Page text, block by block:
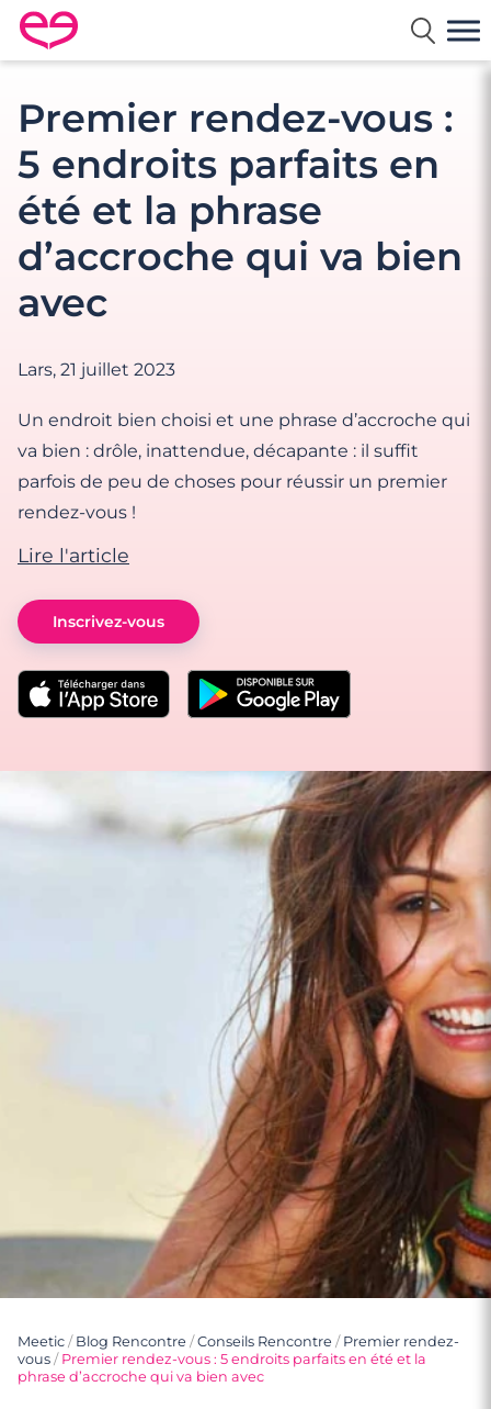
Rencontre en France avec Meetic
Premier rendez-vous :
5 endroits parfaits en
été et la phrase
d’accroche qui va bien
avec
Lars, 21 juillet 2023
Un endroit bien choisi et une phrase d’accroche qui
va bien : drôle, inattendue, décapante : il suffit
parfois de peu de choses pour réussir un premier
rendez-vous !
Lire l'article
Inscrivez-vous
Meetic / Blog Rencontre /Conseils Rencontre / Premier rendez-
vous / Premier rendez-vous : 5 endroits parfaits en été et la
phrase d’accroche qui va bien avec